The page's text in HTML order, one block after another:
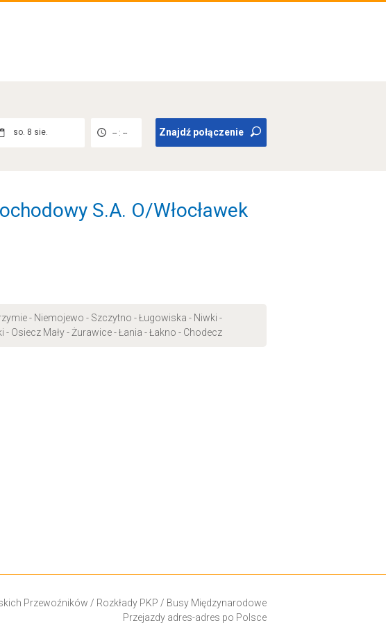
so. 8 sie. -- : -- Znajdź połączenie
S.A. O/Włocławek
- Niemojewo - Szczytno - Ługowiska - Niwki -
Osiecz Mały - Żurawice - Łania - Łakno - Chodecz
Przewoźników / Rozkłady PKP / Busy Międzynarodowe
Przejazdy adres-adres po Polsce